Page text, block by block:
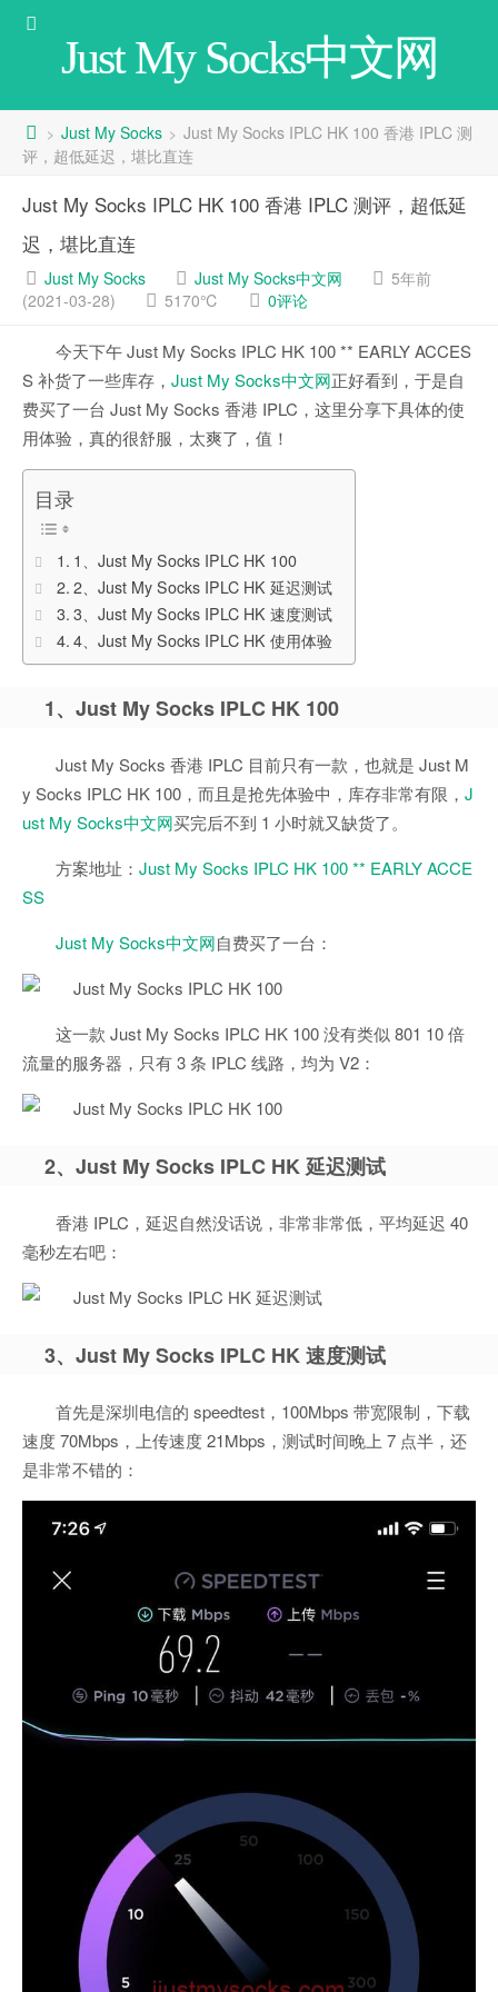
Just My Socks中文网
> Just My Socks > Just My Socks IPLC HK 100 香港 IPLC 测
评，超低延迟，堪比直连
Just My Socks IPLC HK 100 香港 IPLC 测评，超低延
迟，堪比直连
Just My Socks Just My Socks中文网
5年前
(2021-03-28)
5170℃ 0评论
今天下午 Just My Socks IPLC HK 100 ** EARLY ACCES
S 补货了一些库存， Just My Socks中文网正好看到，于是自
费买了一台 Just My Socks 香港 IPLC，这里分享下具体的使
用体验，真的很舒服，太爽了，值！
目录
1、Just My Socks IPLC HK 100
2、Just My Socks IPLC HK 延迟测试
3、Just My Socks IPLC HK 速度测试
4、Just My Socks IPLC HK 使用体验
1、Just My Socks IPLC HK 100
Just My Socks 香港 IPLC 目前只有一款，也就是 Just M
y Socks IPLC HK 100，而且是抢先体验中，库存非常有限， J
ust My Socks中文网买完后不到 1 小时就又缺货了。
方案地址： Just My Socks IPLC HK 100 ** EARLY ACCE
SS
Just My Socks中文网自费买了一台：
这一款 Just My Socks IPLC HK 100 没有类似 801 10 倍
流量的服务器，只有 3 条 IPLC 线路，均为 V2：
2、Just My Socks IPLC HK 延迟测试
香港 IPLC，延迟自然没话说，非常非常低，平均延迟 40
毫秒左右吧：
3、Just My Socks IPLC HK 速度测试
首先是深圳电信的 speedtest，100Mbps 带宽限制，下载
速度 70Mbps，上传速度 21Mbps，测试时间晚上 7 点半，还
是非常不错的：